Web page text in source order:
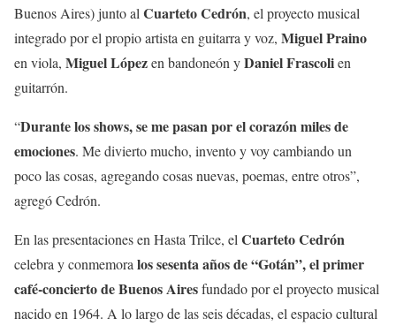
Buenos Aires) junto alCuarteto Cedrón, el proyecto musical
integrado por el propio artista en guitarra y voz, Miguel Praino
en viola, Miguel Lópezen bandoneón yDaniel Frascolien
guitarrón.
“Durante los shows, se me pasan por el corazón miles de
emociones. Me divierto mucho, invento y voy cambiando un
poco las cosas, agregando cosas nuevas, poemas, entre otros”,
agregó Cedrón.
En las presentaciones en Hasta Trilce, elCuarteto Cedrón
celebra y conmemoralos sesenta años de “Gotán”, el primer
café-concierto de Buenos Airesfundado por el proyecto musical
nacido en 1964. A lo largo de las seis décadas, el espacio cultural